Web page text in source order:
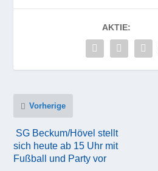
AKTIE:
Vorherige
SG Beckum/Hövel stellt
sich heute ab 15 Uhr mit
Fußball und Party vor